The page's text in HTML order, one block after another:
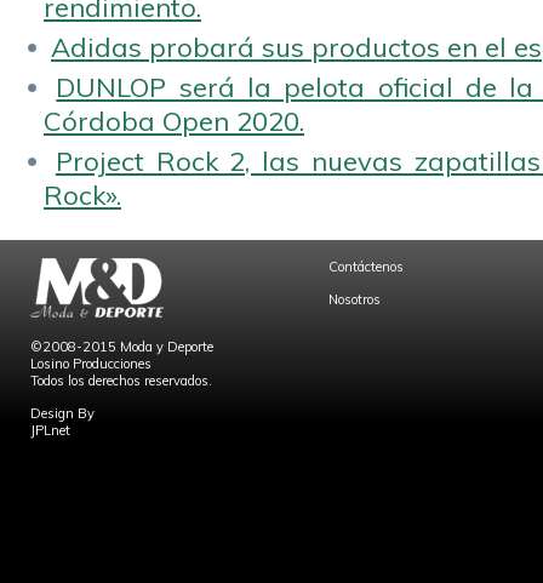
rendimiento.
Adidas probará sus productos en el
DUNLOP será la pelota oficial de
Córdoba Open 2020.
Project Rock 2, las nuevas
Rock».
©2008-2015 Moda y Deporte
Losino Producciones
Todos los derechos reservados.
Design By
JPLnet
Contáctenos
Nosotros